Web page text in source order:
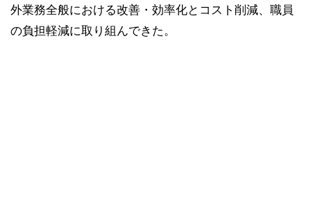
外業務全般における改善・効率化とコスト削減、職員
の負担軽減に取り組んできた。